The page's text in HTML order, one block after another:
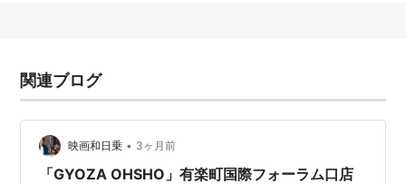
関連ブログ
映画和日乗 • 3ヶ月前
「GYOZA OHSHO」有楽町国際フォーラム口店